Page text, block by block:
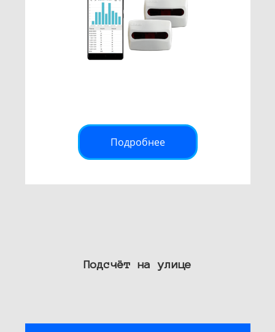
Подробнее
Подсчёт на улице